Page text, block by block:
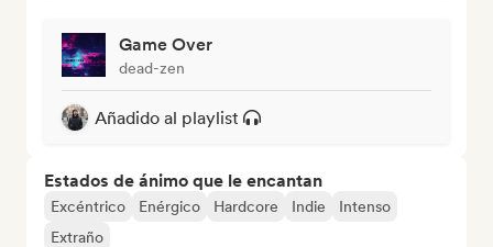
Game Over
dead-zen
Añadido al playlist
Estados de ánimo que le encantan
Excéntrico Enérgico Hardcore Indie
Intenso
Extraño